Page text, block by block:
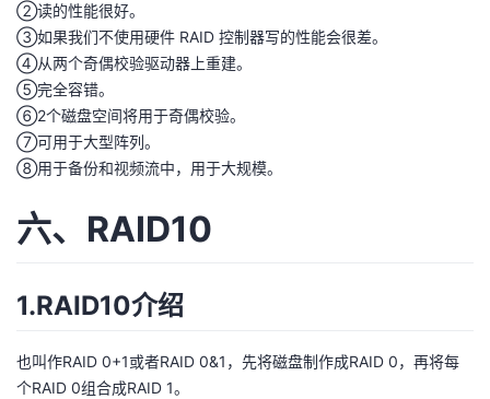
②读的性能很好。
③如果我们不使用硬件 RAID 控制器写的性能会很差。
④从两个奇偶校验驱动器上重建。
⑤完全容错。
⑥2个磁盘空间将用于奇偶校验。
⑦可用于大型阵列。
⑧用于备份和视频流中，用于大规模。
六、RAID10
1.RAID10介绍
也叫作RAID 0+1或者RAID 0&1，先将磁盘制作成RAID 0，再将每
个RAID 0组合成RAID 1。